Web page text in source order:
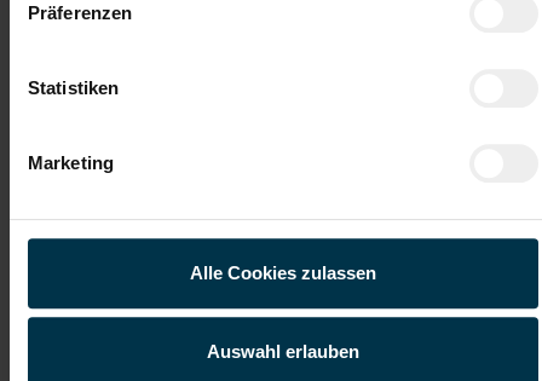
Präferenzen
Statistiken
Marketing
Alle Cookies zulassen
Auswahl erlauben
Lagerarbeiter:in Korneuburg